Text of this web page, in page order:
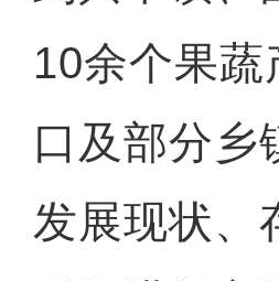
10余个果
口及部分乡
发展现状、